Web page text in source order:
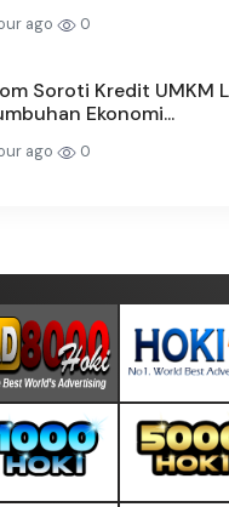
ago 0
Soroti Kredit UMKM
Ekonomi...
ago 0